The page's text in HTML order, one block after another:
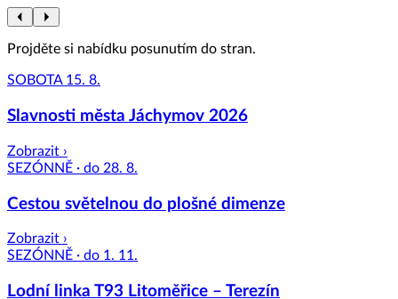
Projděte si nabídku posunutím do stran.
SOBOTA 15. 8.
Slavnosti města Jáchymov 2026
Zobrazit ›
SEZÓNNĚ · do 28. 8.
Cestou světelnou do plošné dimenze
Zobrazit ›
SEZÓNNĚ · do 1. 11.
Lodní linka T93 Litoměřice – Terezín